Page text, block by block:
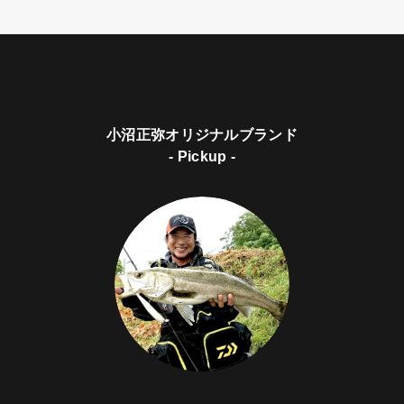
小沼正弥オリジナルブランド
- Pickup -